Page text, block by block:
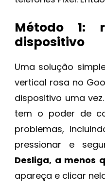
Método 1:
dispositivo
Uma solução
vertical rosa no
dispositivo uma
tem o poder de
problemas,
pressionar e
Desliga, a menos
apareça e clicar